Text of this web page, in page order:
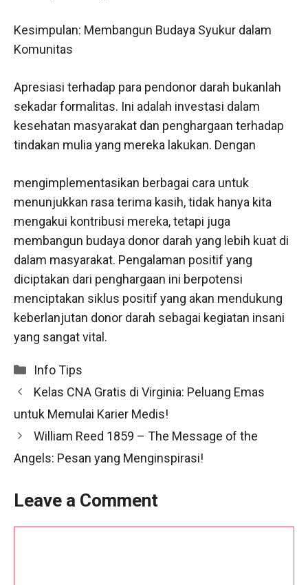
Kesimpulan: Membangun Budaya Syukur dalam
Komunitas
Apresiasi terhadap para pendonor darah bukanlah
sekadar formalitas. Ini adalah investasi dalam
kesehatan masyarakat dan penghargaan terhadap
tindakan mulia yang mereka lakukan. Dengan
mengimplementasikan berbagai cara untuk
menunjukkan rasa terima kasih, tidak hanya kita
mengakui kontribusi mereka, tetapi juga
membangun budaya donor darah yang lebih kuat di
dalam masyarakat. Pengalaman positif yang
diciptakan dari penghargaan ini berpotensi
menciptakan siklus positif yang akan mendukung
keberlanjutan donor darah sebagai kegiatan insani
yang sangat vital.
Categories
Info Tips
Kelas CNA Gratis di Virginia: Peluang Emas
untuk Memulai Karier Medis!
William Reed 1859 – The Message of the
Angels: Pesan yang Menginspirasi!
Leave a Comment